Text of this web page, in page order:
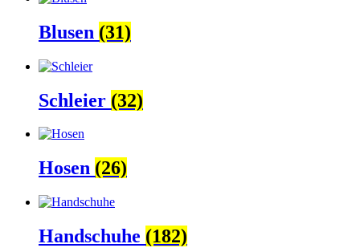
Blusen (31)
Schleier (32)
Hosen (26)
Handschuhe (182)